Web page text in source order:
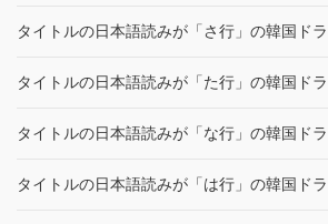
タイトルの日本語読みが「さ行」の韓国ド
タイトルの日本語読みが「た行」の韓国ド
タイトルの日本語読みが「な行」の韓国ド
タイトルの日本語読みが「は行」の韓国ド